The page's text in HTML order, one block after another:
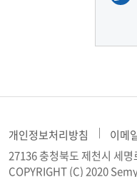
개인정보처리방침 이메
27136 충청북도 제천시 세
COPYRIGHT (C) 2020